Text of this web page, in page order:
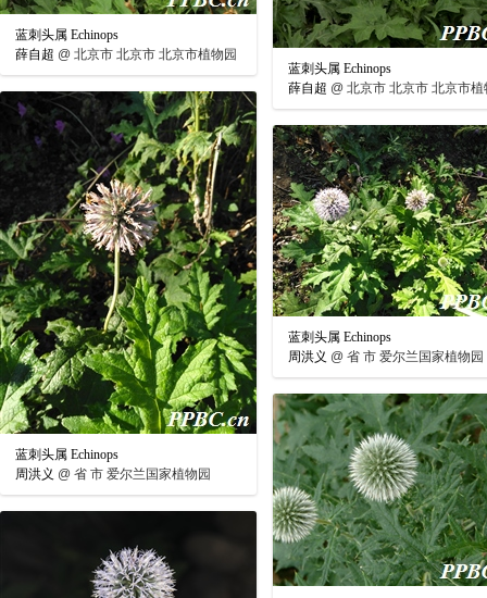
蓝刺头属 Echinops
薛自超 @ 北京市 北京市 北京市植物园
蓝刺头属 Echinops
薛自超 @ 北京市 北京市 北京市植
蓝刺头属 Echinops
周洪义 @ 省 市 爱尔兰国家植物园
蓝刺头属 Echinops
周洪义 @ 省 市 爱尔兰国家植物园